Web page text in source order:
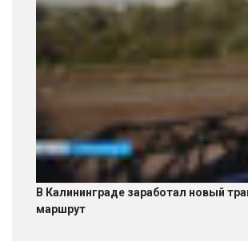
В Калининграде заработал новый
маршрут